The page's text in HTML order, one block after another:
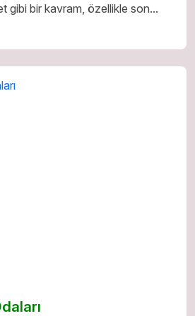
gibi bir kavram, özellikle son...